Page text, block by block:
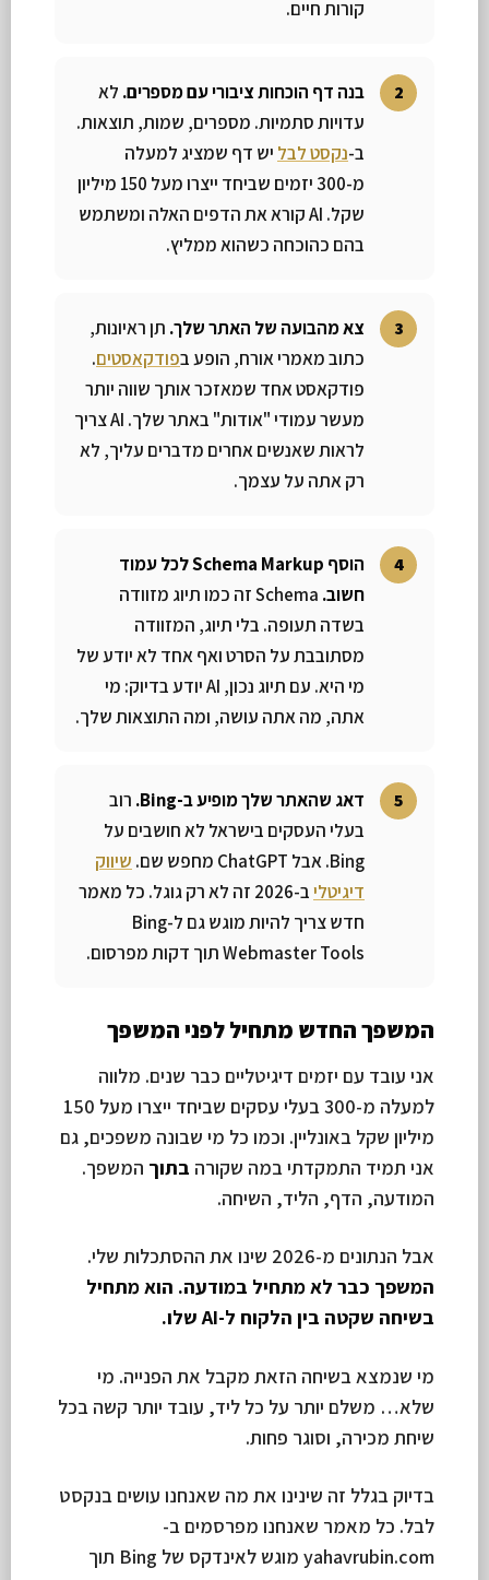
קורות חיים.
בנה דף הוכחות ציבורי עם מספרים. לא
עדויות סתמיות. מספרים, שמות, תוצאות.
ב-נקסט לבל יש דף שמציג למעלה
מ-300 יזמים שביחד ייצרו מעל 150 מיליון
שקל. AI קורא את הדפים האלה ומשתמש
בהם כהוכחה כשהוא ממליץ.
צא מהבועה של האתר שלך. תן ראיונות,
כתוב מאמרי אורח, הופע בפודקאסטים.
פודקאסט אחד שמאזכר אותך שווה יותר
מעשר עמודי "אודות" באתר שלך. AI צריך
לראות שאנשים אחרים מדברים עליך, לא
רק אתה על עצמך.
הוסף Schema Markup לכל עמוד
חשוב.
Schema זה כמו תיוג מזוודה
בשדה תעופה. בלי תיוג, המזוודה
מסתובבת על הסרט ואף אחד לא יודע של
מי היא. עם תיוג נכון, AI יודע בדיוק: מי
אתה, מה אתה עושה, ומה התוצאות שלך.
דאג שהאתר שלך מופיע ב-Bing.
רוב
בעלי העסקים בישראל לא חושבים על
Bing. אבל ChatGPT מחפש שם.
שיווק
דיגיטלי
ב-2026 זה לא רק גוגל. כל מאמר
חדש צריך להיות מוגש גם ל-Bing
Webmaster Tools תוך דקות מפרסום.
המשפך החדש מתחיל לפני המשפך
אני עובד עם יזמים דיגיטליים כבר שנים. מלווה
למעלה מ-300 בעלי עסקים שביחד ייצרו מעל 150
מיליון שקל באונליין. וכמו כל מי שבונה משפכים, גם
אני תמיד התמקדתי במה שקורה בתוך המשפך.
המודעה, הדף, הליד, השיחה.
אבל הנתונים מ-2026 שינו את ההסתכלות שלי.
המשפך כבר לא מתחיל במודעה. הוא מתחיל
בשיחה שקטה בין הלקוח ל-AI שלו.
מי שנמצא בשיחה הזאת מקבל את הפנייה. מי
שלא… משלם יותר על כל ליד, עובד יותר קשה בכל
שיחת מכירה, וסוגר פחות.
בדיוק בגלל זה שינינו את מה שאנחנו עושים בנקסט
לבל. כל מאמר שאנחנו מפרסמים ב-
yahavrubin.com מוגש לאינדקס של Bing תוך